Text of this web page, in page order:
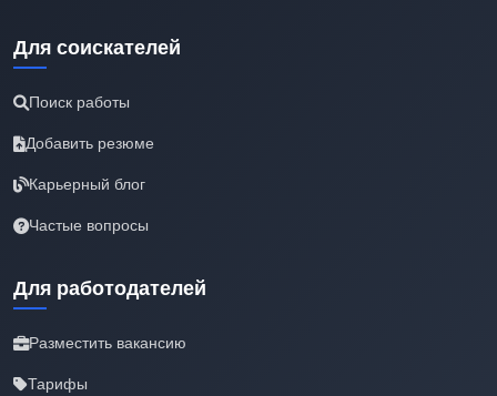
Для соискателей
Поиск работы
Добавить резюме
Карьерный блог
Частые вопросы
Для работодателей
Разместить вакансию
Тарифы